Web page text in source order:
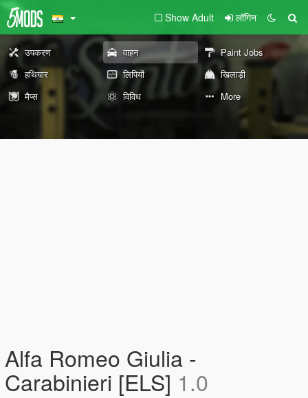
Show Adult लॉगिन
उपकरण वाहन
Paint Jobs
हथियार
लिपियों
खिलाड़ी
मैप्स
विविध More
Alfa Romeo Giulia -
Carabinieri [ELS] 1.0